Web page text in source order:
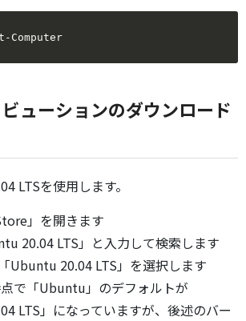
Computer
ューションのダウンロード
LTSを使用します。
」を開きます
20.04 LTS」と入力して検索します
Ubuntu 20.04 LTS」を選択します
で「Ubuntu」のデフォルトが
LTS」になっていますが、後述のバー